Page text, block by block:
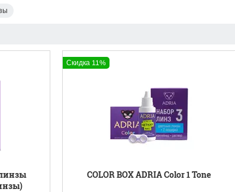
Скидка 11%
COLOR BOX ADRIA Color 1 Tone